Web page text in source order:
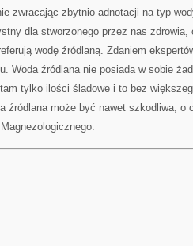
zwracając zbytnio adnotacji na typ
dla stworzonego przez nas
wodę źródlaną. Zdaniem
Woda źródlana nie posiada w sobie
tam tylko ilości śladowe i to bez
źródlana może być nawet szkodliwa, o